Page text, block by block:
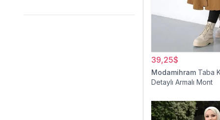
39,25$
Modamihram Taba
Detaylı Armalı Mont